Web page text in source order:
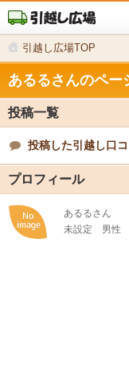
引越し広場TOP
あるるさんのペー
投稿一覧
投稿した引越し口
プロフィール
あるるさん
未設定
男性